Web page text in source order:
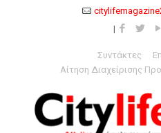
Συντάκτες
Αίτηση Διαχείρισης